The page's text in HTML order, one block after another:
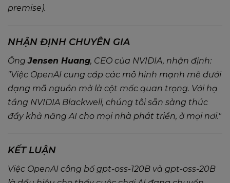
premise).
NHẬN ĐỊNH CHUYÊN GIA
ÔngJensen Huang, CEO của NVIDIA, nhận định:
"Việc OpenAI cung cấp các mô hình mạnh mẽ dưới
dạng mã nguồn mở là cột mốc quan trọng. Với hạ
tầng NVIDIA Blackwell, chúng tôi sẵn sàng thúc
đẩy khả năng AI cho mọi nhà phát triển, ở mọi nơi."
KẾT LUẬN
Việc OpenAI công bố gpt-oss-120B và gpt-oss-20B